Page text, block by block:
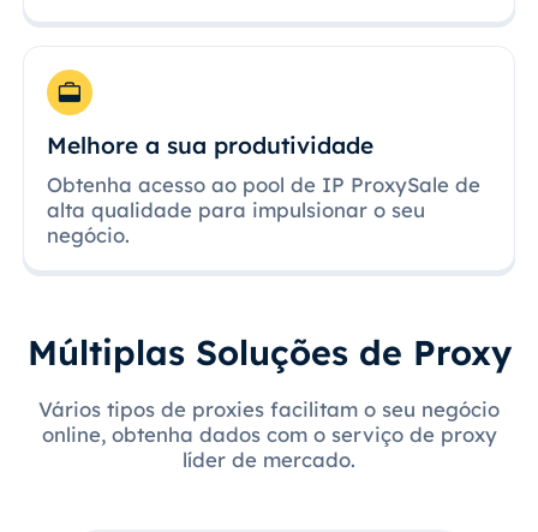
Melhore a sua produtividade
Obtenha acesso ao pool de IP ProxySale de
alta qualidade para impulsionar o seu
negócio.
Múltiplas Soluções de Proxy
Vários tipos de proxies facilitam o seu negócio
online, obtenha dados com o serviço de proxy
líder de mercado.